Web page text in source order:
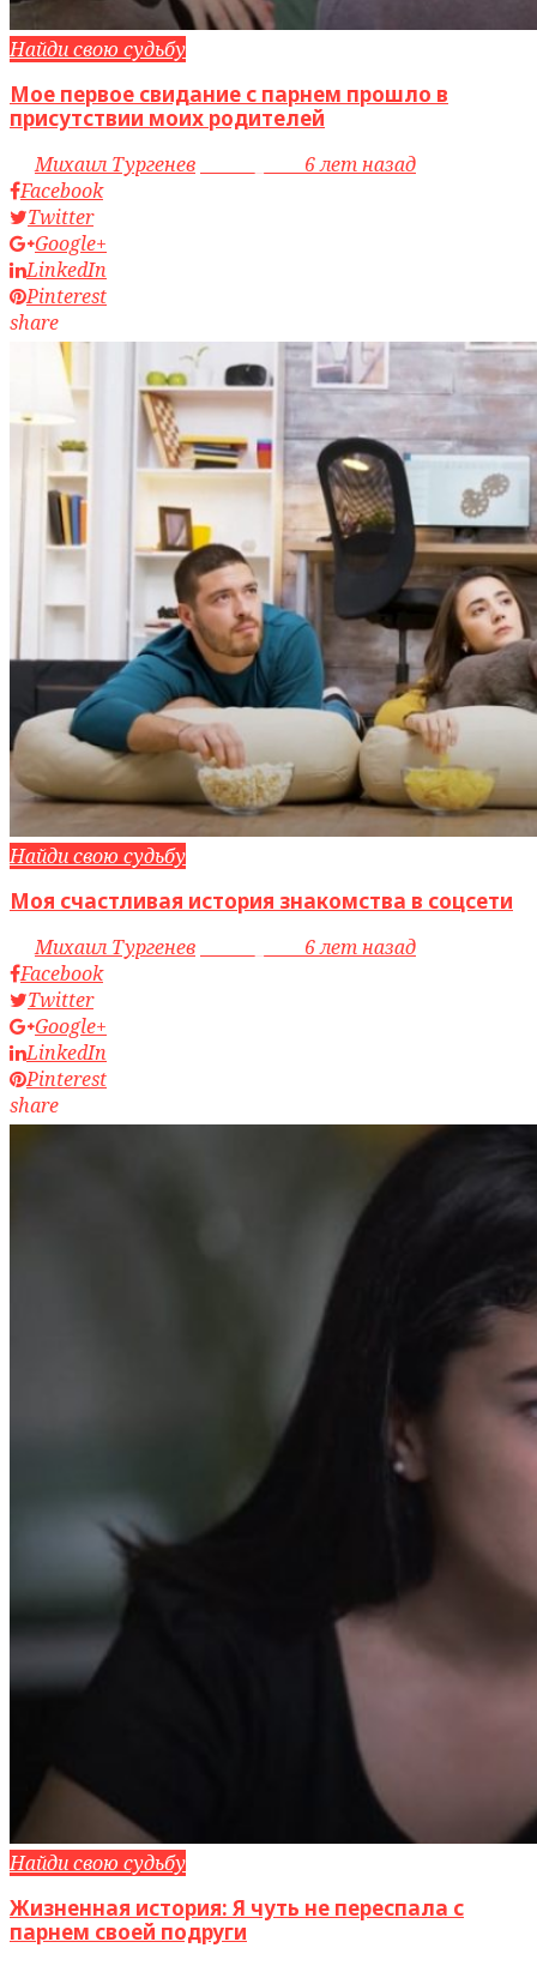
Найди свою судьбу
Мое первое свидание с парнем прошло в
присутствии моих родителей
byМихаил Тургенев
6 лет назад
Facebook
Twitter
Google+
LinkedIn
Pinterest
share
Найди свою судьбу
Моя счастливая история знакомства в соцсети
byМихаил Тургенев
6 лет назад
Facebook
Twitter
Google+
LinkedIn
Pinterest
share
Найди свою судьбу
Жизненная история: Я чуть не переспала с
парнем своей подруги